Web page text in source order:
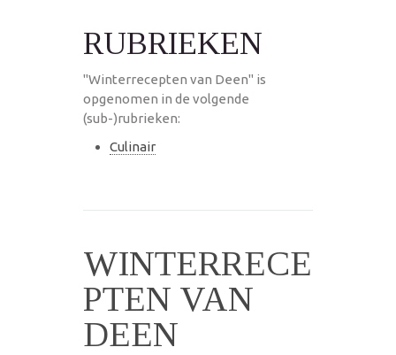
RUBRIEKEN
"Winterrecepten van Deen" is
opgenomen in de volgende
(sub-)rubrieken:
Culinair
WINTERRECE
PTEN VAN
DEEN